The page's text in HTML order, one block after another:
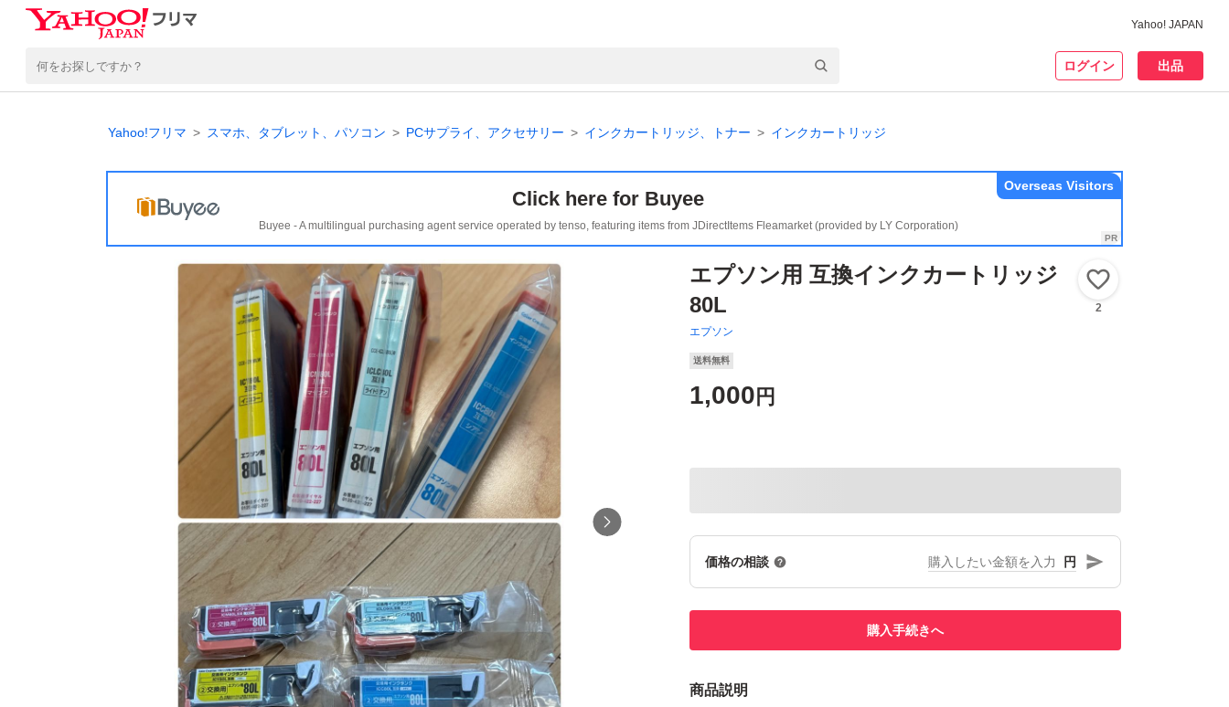
Yahoo! JAPAN
ログイン 出品
Yahoo!フリマ スマホ、タブレット、パソコン PCサプライ、アクセサリー インクカートリッジ、トナー インクカートリッジ
Click here for Buyee
Buyee - A multilingual purchasing agent service operated by tenso, featuring items from JDirectItems Fleamarket (provided by LY Corporation)
Overseas Visitors
エプソン用 互換インクカートリッジ
80L
エプソン
2
送料無料
1,000 円
価格の相談 円
購入手続きへ
商品説明